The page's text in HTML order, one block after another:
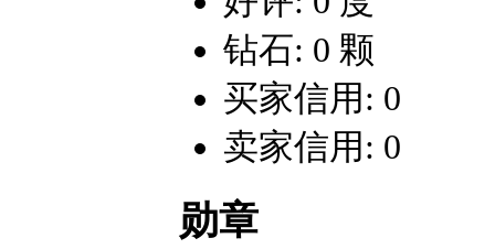
钻石: 0 颗
买家信用: 0
卖家信用: 0
勋章